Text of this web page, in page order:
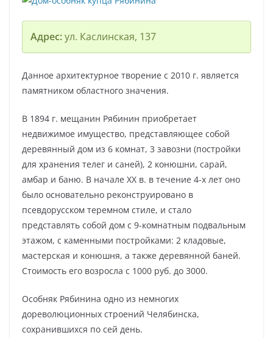
Адрес:ул. Каслинская, 137
Данное архитектурное творение с 2010 г. является
памятником областного значения.
В 1894 г. мещанин Рябинин приобретает
недвижимое имущество, представляющее собой
деревянный дом из 6 комнат, 3 завозни (постройки
для хранения телег и саней), 2 конюшни, сарай,
амбар и баню. В начале ХХ в. в течение 4-х лет оно
было основательно реконструировано в
псевдорусском теремном стиле, и стало
представлять собой дом с 9-комнатным подвальным
этажом, с каменными постройками: 2 кладовые,
мастерская и конюшня, а также деревянной баней.
Стоимость его возросла с 1000 руб. до 3000.
Особняк Рябинина одно из немногих
дореволюционных строений Челябинска,
сохранившихся по сей день.